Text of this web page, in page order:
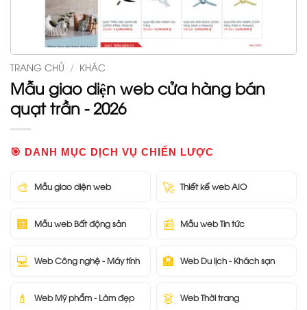
TRANG CHỦ / KHÁC
Mẫu giao diện web cửa hàng bán
quạt trần - 2026
🎯 DANH MỤC DỊCH VỤ CHIẾN LƯỢC
🎨 Mẫu giao diện web 🚀 Thiết kế web AIO
🏢 Mẫu web Bất động sản 📰 Mẫu web Tin tức
💻 Web Công nghệ - Máy tính 🏨 Web Du lịch - Khách sạn
💄 Web Mỹ phẩm - Làm đẹp 👗 Web Thời trang